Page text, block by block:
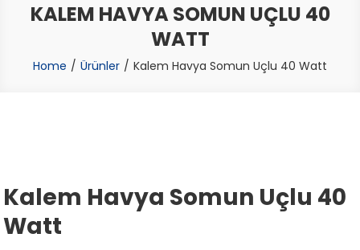
KALEM HAVYA SOMUN UÇLU 40
WATT
Home Ürünler Kalem Havya Somun Uçlu 40 Watt
Kalem Havya Somun Uçlu 40
Watt